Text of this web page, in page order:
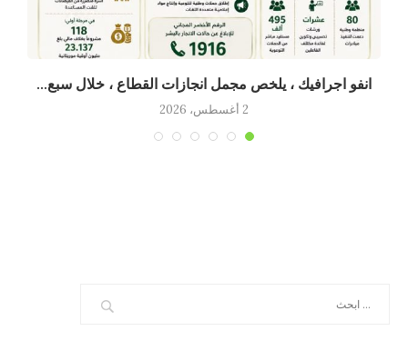
انفو اجرافيك ، يلخص مجمل انجازات القطاع ، خلال سبع...
2 أغسطس، 2026